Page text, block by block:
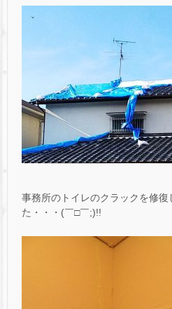
事務所のトイレのクラックを修
た・・・(￣□￣;)!!